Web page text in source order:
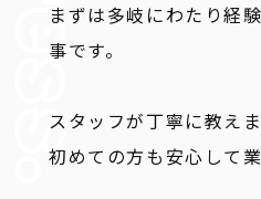
まずは多岐にわたり経
事です。
スタッフが丁寧に教えま
初めての方も安心して